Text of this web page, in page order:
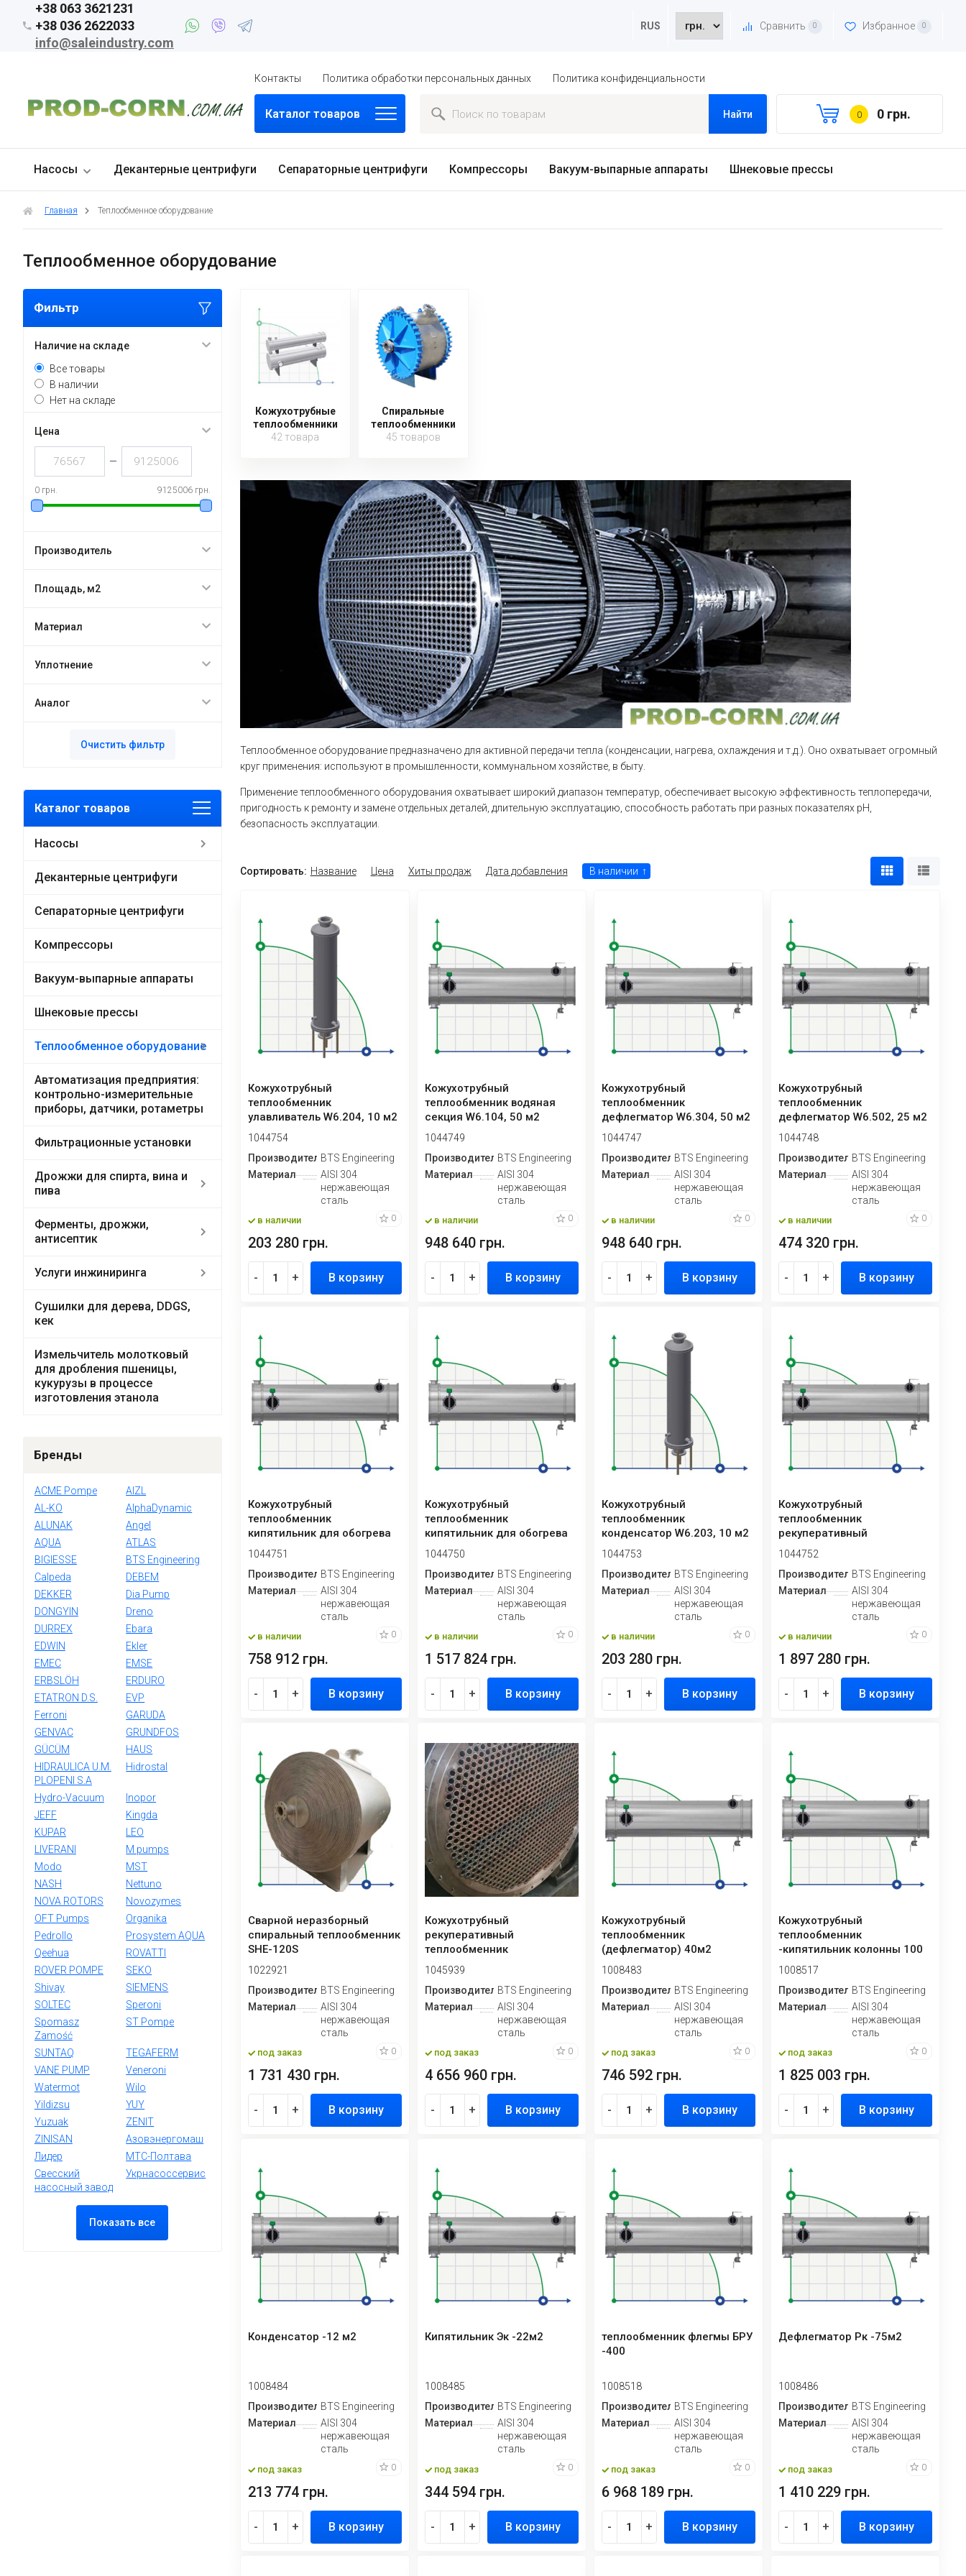
+38 063 3621231
+38 036 2622033
info@saleindustry.com
RUS Сравнить 0 Избранное 0
Контакты Политика обработки персональных данных Политика конфиденциальности
Каталог товаров Найти 0 0 грн.
Насосы Декантерные центрифуги Сепараторные центрифуги Компрессоры Вакуум-выпарные аппараты Шнековые прессы
Главная Теплообменное оборудование
Теплообменное оборудование
Фильтр
Наличие на складе
Все товары
В наличии
Нет на складе
Цена
—
0 грн. 9125006 грн.
Производитель
Площадь, м2
Материал
Уплотнение
Аналог
Очистить фильтр
Каталог товаров
Насосы
Декантерные центрифуги
Сепараторные центрифуги
Компрессоры
Вакуум-выпарные аппараты
Шнековые прессы
Теплообменное оборудование
Автоматизация предприятия:
контрольно-измерительные
приборы, датчики, ротаметры
Фильтрационные установки
Дрожжи для спирта, вина и
пива
Ферменты, дрожжи,
антисептик
Услуги инжиниринга
Сушилки для дерева, DDGS,
кек
Измельчитель молотковый
для дробления пшеницы,
кукурузы в процессе
изготовления этанола
Бренды
ACME Pompe
AIZL
AL-KO
AlphaDynamic
ALUNAK
Angel
AQUA
ATLAS
BIGIESSE
BTS Engineering
Calpeda
DEBEM
DEKKER
Dia Pump
DONGYIN
Dreno
DURREX
Ebara
EDWIN
Ekler
EMEC
EMSE
ERBSLÖH
ERDURO
ETATRON D.S.
EVP
Ferroni
GARUDA
GENVAC
GRUNDFOS
GÜCÜM
HAUS
HIDRAULICA U.M.
PLOPENI S.A
Hidrostal
Hydro-Vacuum
Inopor
JEFF
Kingda
KUPAR
LEO
LIVERANI
M pumps
Modo
MST
NASH
Nettuno
NOVA ROTORS
Novozymes
OFT Pumps
Organika
Pedrollo
Prosystem AQUA
Qeehua
ROVATTI
ROVER POMPE
SEKO
Shivay
SIEMENS
SOLTEC
Speroni
Spomasz
Zamość
ST Pompe
SUNTAQ
TEGAFERM
VANE PUMP
Veneroni
Watermot
Wilo
Yildizsu
YUY
Yuzuak
ZENIT
ZINISAN
Азовэнергомаш
Лидер
МТС-Полтава
Свесский
насосный завод
Укрнасоссервис
Показать все
Кожухотрубные
теплообменники
42 товара
Спиральные
теплообменники
45 товаров
Теплообменное оборудование предназначено для активной передачи тепла (конденсации, нагрева, охлаждения и т.д.). Оно охватывает огромный
круг применения: используют в промышленности, коммунальном хозяйстве, в быту.
Применение теплообменного оборудования охватывает широкий диапазон температур, обеспечивает высокую эффективность теплопередачи,
пригодность к ремонту и замене отдельных деталей, длительную эксплуатацию, способность работать при разных показателях рН,
безопасность эксплуатации.
Сортировать: Название Цена Хиты продаж Дата добавления В наличии ↑
Кожухотрубный
теплообменник
улавливатель W6.204, 10 м2
1044754
ПроизводительBTS Engineering
Материал
AISI 304
нержавеющая
сталь
в наличии 0
203 280 грн.
- + В корзину
Кожухотрубный
теплообменник водяная
секция W6.104, 50 м2
1044749
ПроизводительBTS Engineering
Материал
AISI 304
нержавеющая
сталь
в наличии 0
948 640 грн.
- + В корзину
Кожухотрубный
теплообменник
дефлегматор W6.304, 50 м2
1044747
ПроизводительBTS Engineering
Материал
AISI 304
нержавеющая
сталь
в наличии 0
948 640 грн.
- + В корзину
Кожухотрубный
теплообменник
дефлегматор W6.502, 25 м2
1044748
ПроизводительBTS Engineering
Материал
AISI 304
нержавеющая
сталь
в наличии 0
474 320 грн.
- + В корзину
Кожухотрубный
теплообменник
кипятильник для обогрева
колонн W6.206, 40 м2
1044751
ПроизводительBTS Engineering
Материал
AISI 304
нержавеющая
сталь
в наличии 0
758 912 грн.
- + В корзину
Кожухотрубный
теплообменник
кипятильник для обогрева
колонн W6.301, 80 м2
1044750
ПроизводительBTS Engineering
Материал
AISI 304
нержавеющая
сталь
в наличии 0
1 517 824 грн.
- + В корзину
Кожухотрубный
теплообменник
конденсатор W6.203, 10 м2
1044753
ПроизводительBTS Engineering
Материал
AISI 304
нержавеющая
сталь
в наличии 0
203 280 грн.
- + В корзину
Кожухотрубный
теплообменник
рекуперативный
кипятильник для обогрева
колонн W6...
1044752
ПроизводительBTS Engineering
Материал
AISI 304
нержавеющая
сталь
в наличии 0
1 897 280 грн.
- + В корзину
Сварной неразборный
спиральный теплообменник
SHE-120S
1022921
ПроизводительBTS Engineering
Материал
AISI 304
нержавеющая
сталь
под заказ 0
1 731 430 грн.
- + В корзину
Кожухотрубный
рекуперативный
теплообменник
дистилляционной колонны
W1.101+W1....
1045939
ПроизводительBTS Engineering
Материал
AISI 304
нержавеющая
сталь
под заказ 0
4 656 960 грн.
- + В корзину
Кожухотрубный
теплообменник
(дефлегматор) 40м2
1008483
ПроизводительBTS Engineering
Материал
AISI 304
нержавеющая
сталь
под заказ 0
746 592 грн.
- + В корзину
Кожухотрубный
теплообменник
-кипятильник колонны 100
м2
1008517
ПроизводительBTS Engineering
Материал
AISI 304
нержавеющая
сталь
под заказ 0
1 825 003 грн.
- + В корзину
Конденсатор -12 м2
1008484
ПроизводительBTS Engineering
Материал
AISI 304
нержавеющая
сталь
под заказ 0
213 774 грн.
- + В корзину
Кипятильник Эк -22м2
1008485
ПроизводительBTS Engineering
Материал
AISI 304
нержавеющая
сталь
под заказ 0
344 594 грн.
- + В корзину
теплообменник флегмы БРУ
-400
1008518
ПроизводительBTS Engineering
Материал
AISI 304
нержавеющая
сталь
под заказ 0
6 968 189 грн.
- + В корзину
Дефлегматор Рк -75м2
1008486
ПроизводительBTS Engineering
Материал
AISI 304
нержавеющая
сталь
под заказ 0
1 410 229 грн.
- + В корзину